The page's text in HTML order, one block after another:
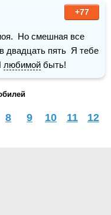
+77
Но смешная все
двадцать пять  Я тебе
любимой быть!
8 9 10 11
12